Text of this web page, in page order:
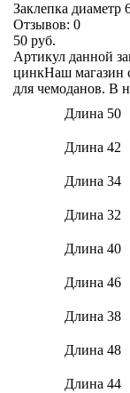
Заклепка диаметр
Отзывов: 0
50 руб.
Артикул данной
цинкНаш магазин
для чемоданов. В
Длина 50
Длина 42
Длина 34
Длина 32
Длина 40
Длина 46
Длина 38
Длина 48
Длина 44